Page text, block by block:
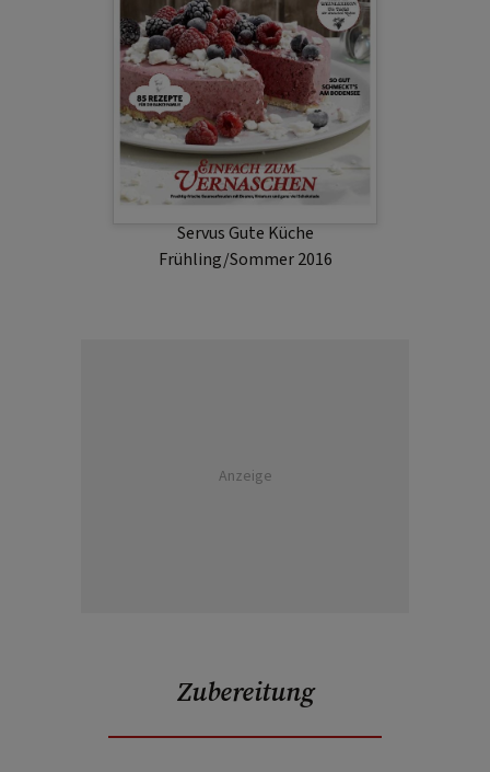
Servus Gute Küche
Frühling/Sommer 2016
Anzeige
Zubereitung